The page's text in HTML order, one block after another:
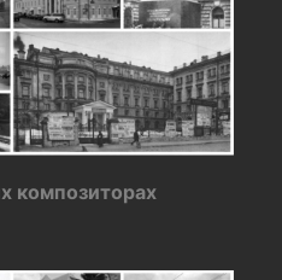
композиторах